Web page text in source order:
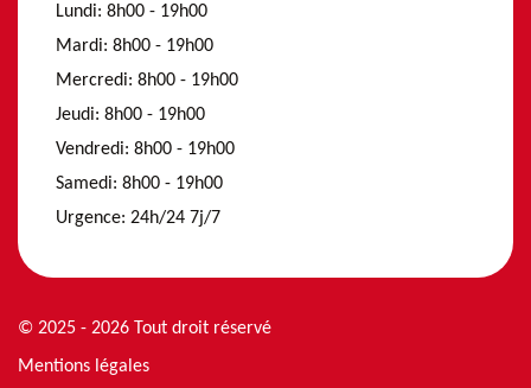
Lundi: 8h00 - 19h00
Mardi: 8h00 - 19h00
Mercredi: 8h00 - 19h00
Jeudi: 8h00 - 19h00
Vendredi: 8h00 - 19h00
Samedi: 8h00 - 19h00
Urgence: 24h/24 7j/7
© 2025 - 2026 Tout droit réservé
Mentions légales